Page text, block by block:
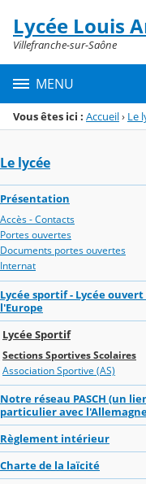
Menu de la rubrique
Contenu
Lycée Louis
Villefranche-sur-Saône
MENU
Vous êtes ici : Accueil› Le
Le lycée
Présentation
Accès - Contacts
Portes ouvertes
Documents portes ouvertes
Internat
Lycée sportif - Lycée
l'Europe
Lycée Sportif
Sections Sportives Scolaires
Association Sportive (AS)
Notre réseau PASCH (un
particulier avec
Règlement intérieur
Charte de la laïcité